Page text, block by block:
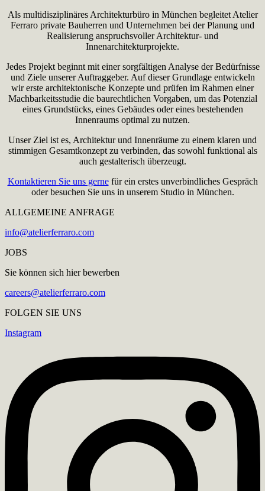
Als multidisziplinäres Architekturbüro in München begleitet Atelier
Ferraro private Bauherren und Unternehmen bei der Planung und
Realisierung anspruchsvoller Architektur- und
Innenarchitekturprojekte.
Jedes Projekt beginnt mit einer sorgfältigen Analyse der Bedürfnisse
und Ziele unserer Auftraggeber. Auf dieser Grundlage entwickeln
wir erste architektonische Konzepte und prüfen im Rahmen einer
Machbarkeitsstudie die baurechtlichen Vorgaben, um das Potenzial
eines Grundstücks, eines Gebäudes oder eines bestehenden
Innenraums optimal zu nutzen.
Unser Ziel ist es, Architektur und Innenräume zu einem klaren und
stimmigen Gesamtkonzept zu verbinden, das sowohl funktional als
auch gestalterisch überzeugt.
Kontaktieren Sie uns gernefür ein erstes unverbindliches Gespräch
oder besuchen Sie uns in unserem Studio in München.
ALLGEMEINE ANFRAGE
info@atelierferraro.com
JOBS
Sie können sich hier bewerben
careers@atelierferraro.com
FOLGEN SIE UNS
Instagram